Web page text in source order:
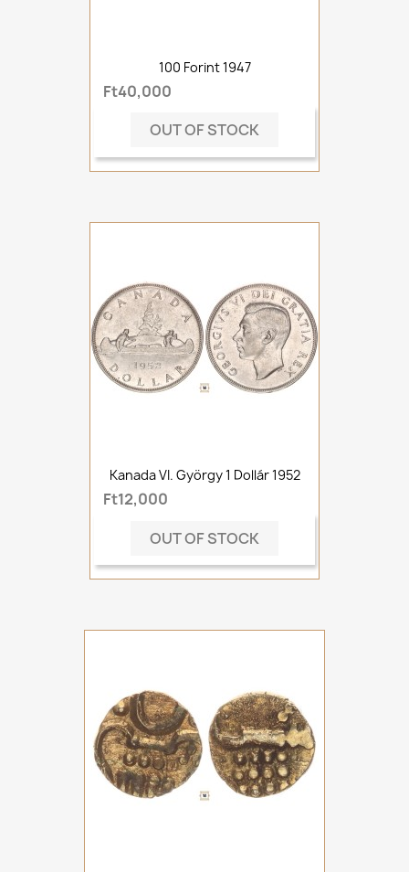
100 Forint 1947
Ft40,000
OUT OF STOCK
Kanada VI. György 1 Dollár 1952
Ft12,000
OUT OF STOCK